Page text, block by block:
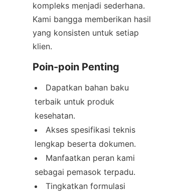
kompleks menjadi sederhana.
Kami bangga memberikan hasil
yang konsisten untuk setiap
klien.
Poin-poin Penting
Dapatkan bahan baku
terbaik untuk produk
kesehatan.
Akses spesifikasi teknis
lengkap beserta dokumen.
Manfaatkan peran kami
sebagai pemasok terpadu.
Tingkatkan formulasi